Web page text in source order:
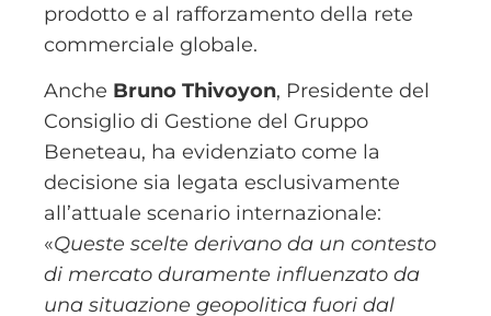
prodotto e al rafforzamento della rete
commerciale globale.
Anche Bruno Thivoyon, Presidente del
Consiglio di Gestione del Gruppo
Beneteau, ha evidenziato come la
decisione sia legata esclusivamente
all’attuale scenario internazionale:
«Queste scelte derivano da un contesto
di mercato duramente influenzato da
una situazione geopolitica fuori dal